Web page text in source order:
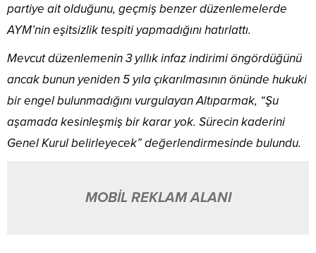
partiye ait olduğunu, geçmiş benzer düzenlemelerde
AYM’nin eşitsizlik tespiti yapmadığını hatırlattı.
Mevcut düzenlemenin 3 yıllık infaz indirimi öngördüğünü
ancak bunun yeniden 5 yıla çıkarılmasının önünde hukuki
bir engel bulunmadığını vurgulayan Altıparmak, “Şu
aşamada kesinleşmiş bir karar yok. Sürecin kaderini
Genel Kurul belirleyecek” değerlendirmesinde bulundu.
MOBİL REKLAM ALANI